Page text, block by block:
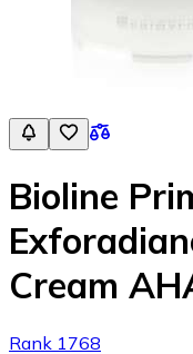
Bioline
Cream
Rank 1768